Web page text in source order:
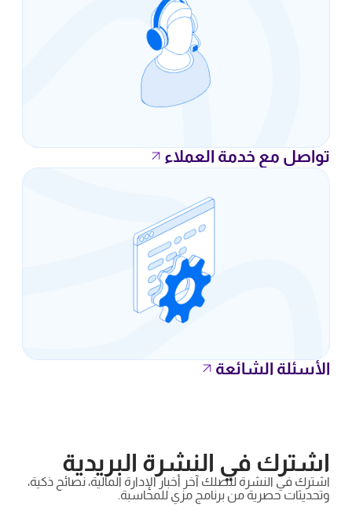
تواصل مع خدمة العملاء
الأسئلة الشائعة
اشترك في النشرة البريدية
اشترك في النشرة لتصلك آخر أخبار الإدارة المالية، نصائح ذكية،
وتحديثات حصرية من برنامج مزي للمحاسبة.